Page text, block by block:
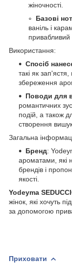
жіночності.
Базові
ваніль і
привабливий
Використання:
Спосіб
такі як
збереження
Поводи для
романтичних
подій, а також
створення
Загальна
Бренд:
ароматами, які
брендів і
якості.
Yodeyma
жінок, які хочуть
за допомогою
Приховати